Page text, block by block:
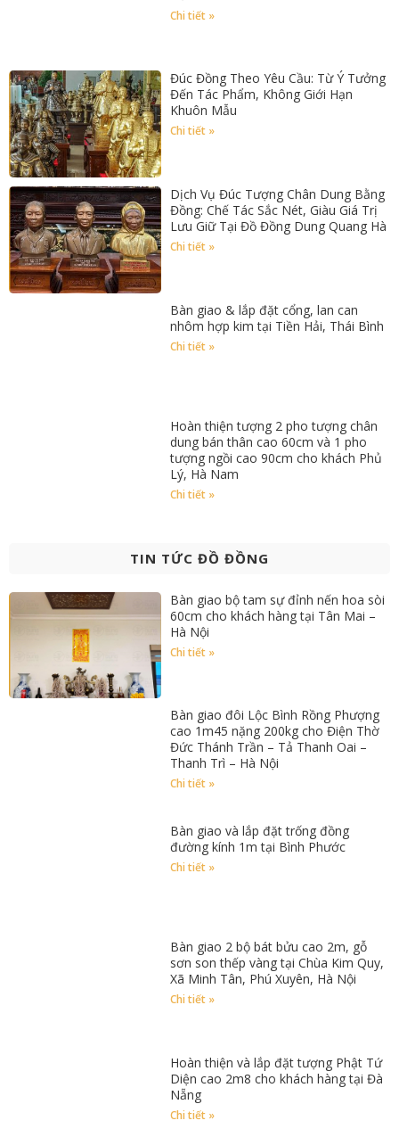
Chi tiết »
Đúc Đồng Theo Yêu Cầu: Từ Ý Tưởng
Đến Tác Phẩm, Không Giới Hạn
Khuôn Mẫu
Chi tiết »
Dịch Vụ Đúc Tượng Chân Dung Bằng
Đồng: Chế Tác Sắc Nét, Giàu Giá Trị
Lưu Giữ Tại Đồ Đồng Dung Quang Hà
Chi tiết »
Bàn giao & lắp đặt cổng, lan can
nhôm hợp kim tại Tiền Hải, Thái Bình
Chi tiết »
Hoàn thiện tượng 2 pho tượng chân
dung bán thân cao 60cm và 1 pho
tượng ngồi cao 90cm cho khách Phủ
Lý, Hà Nam
Chi tiết »
TIN TỨC ĐỒ ĐỒNG
Bàn giao bộ tam sự đỉnh nến hoa sòi
60cm cho khách hàng tại Tân Mai –
Hà Nội
Chi tiết »
Bàn giao đôi Lộc Bình Rồng Phượng
cao 1m45 nặng 200kg cho Điện Thờ
Đức Thánh Trần – Tả Thanh Oai –
Thanh Trì – Hà Nội
Chi tiết »
Bàn giao và lắp đặt trống đồng
đường kính 1m tại Bình Phước
Chi tiết »
Bàn giao 2 bộ bát bửu cao 2m, gỗ
sơn son thếp vàng tại Chùa Kim Quy,
Xã Minh Tân, Phú Xuyên, Hà Nội
Chi tiết »
Hoàn thiện và lắp đặt tượng Phật Tứ
Diện cao 2m8 cho khách hàng tại Đà
Nẵng
Chi tiết »